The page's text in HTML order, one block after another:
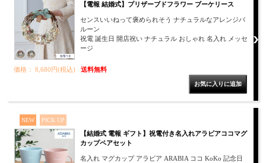
【電報 結婚式】プリザーブドフラワー ブーケリース
センスいいねって褒められそう ナチュラルなアレンジバ
ルーン
祝電 誕生日 開店祝い ナチュラル おしゃれ 名入れ メッセ
ージ
価格： 8,680円(税込) 送料無料
NEW PICK UP
【結婚式 電報 ギフト】祝電付き名入れアラビアココマグ
カップペアセット
名入れ マグカップ アラビア ARABIA ココ KoKo 記念日